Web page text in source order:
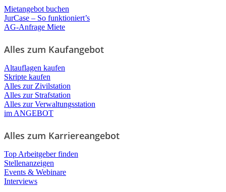
Mietangebot buchen
JurCase – So funktioniert’s
AG-Anfrage Miete
Alles zum Kaufangebot
Altauflagen kaufen
Skripte kaufen
Alles zur Zivilstation
Alles zur Strafstation
Alles zur Verwaltungsstation
im ANGEBOT
Alles zum Karriereangebot
Top Arbeitgeber finden
Stellenanzeigen
Events & Webinare
Interviews